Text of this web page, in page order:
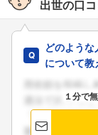
出世の口コ
どのよう
について教
１分で